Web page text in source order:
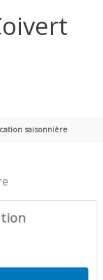
saisonnière